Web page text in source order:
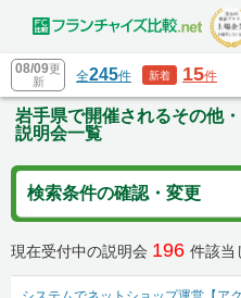
08/09更
新
全245件 新着 15件
岩手県で開催されるその他
説明会一覧
検索条件の確認・変更
現在受付中の説明会 196 件該当